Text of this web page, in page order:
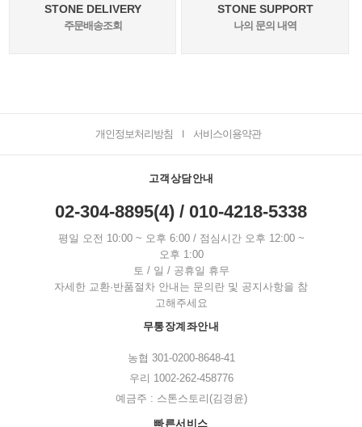
STONE DELIVERY
주문배송조회
STONE SUPPORT
나의 문의 내역
개인정보처리방침 서비스이용약관
고객상담안내
02-304-8895(4) / 010-4218-5338
평일 오전 10:00 ~ 오후 6:00 / 점심시간 오후 12:00 ~
오후 1:00
토 / 일 / 공휴일 휴무
자세한 교환·반품절차 안내는 문의란 및 공지사항을 참
고해주세요
무통장계좌안내
농협 301-0200-8648-41
우리 1002-262-458776
예금주 : 스톤스토리(김경윤)
빠른서비스